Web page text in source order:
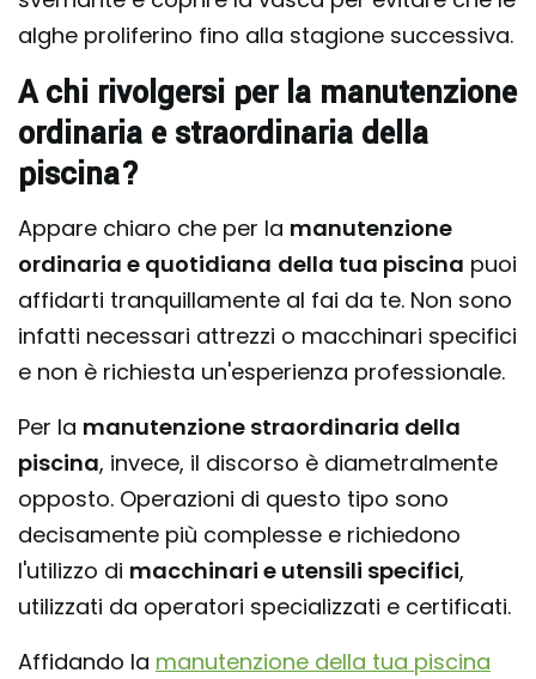
alghe proliferino fino alla stagione successiva.
A chi rivolgersi per la manutenzione
ordinaria e straordinaria della
piscina?
Appare chiaro che per la manutenzione
ordinaria e quotidiana della tua piscina puoi
affidarti tranquillamente al fai da te. Non sono
infatti necessari attrezzi o macchinari specifici
e non è richiesta un'esperienza professionale.
Per la manutenzione straordinaria della
piscina, invece, il discorso è diametralmente
opposto. Operazioni di questo tipo sono
decisamente più complesse e richiedono
l'utilizzo di macchinari e utensili specifici,
utilizzati da operatori specializzati e certificati.
Affidando la manutenzione della tua piscina